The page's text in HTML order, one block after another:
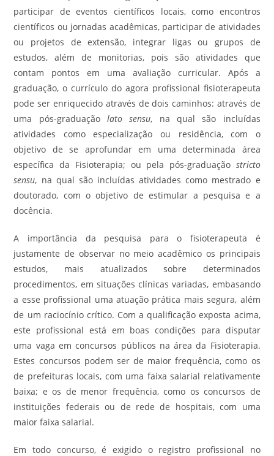
participar de eventos científicos locais, como encontros
científicos ou jornadas acadêmicas, participar de atividades
ou projetos de extensão, integrar ligas ou grupos de
estudos, além de monitorias, pois são atividades que
contam pontos em uma avaliação curricular. Após a
graduação, o currículo do agora profissional fisioterapeuta
pode ser enriquecido através de dois caminhos: através de
uma pós-graduaçãolato sensu, na qual são incluídas
atividades como especialização ou residência, com o
objetivo de se aprofundar em uma determinada área
específica da Fisioterapia; ou pela pós-graduação stricto
sensu, na qual são incluídas atividades como mestrado e
doutorado, com o objetivo de estimular a pesquisa e a
docência.
A importância da pesquisa para o fisioterapeuta é
justamente de observar no meio acadêmico os principais
estudos, mais atualizados sobre determinados
procedimentos, em situações clínicas variadas, embasando
a esse profissional uma atuação prática mais segura, além
de um raciocínio crítico. Com a qualificação exposta acima,
este profissional está em boas condições para disputar
uma vaga em concursos públicos na área da Fisioterapia.
Estes concursos podem ser de maior frequência, como os
de prefeituras locais, com uma faixa salarial relativamente
baixa; e os de menor frequência, como os concursos de
instituições federais ou de rede de hospitais, com uma
maior faixa salarial.
Em todo concurso, é exigido o registro profissional no